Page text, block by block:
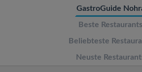
GastroGuide
Beste Restaurants
Beliebteste
Neuste